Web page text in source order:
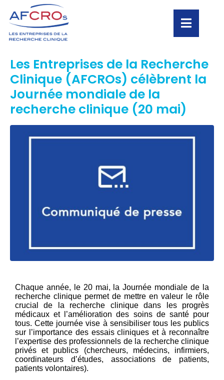
Les Entreprises de la Recherche
Clinique (AFCROs) célèbrent la
Journée mondiale de la
recherche clinique (20 mai)
Chaque année, le 20 mai, la Journée mondiale de la
recherche clinique permet de mettre en valeur le rôle
crucial de la recherche clinique dans les progrès
médicaux et l’amélioration des soins de santé pour
tous. Cette journée vise à sensibiliser tous les publics
sur l’importance des essais cliniques et à reconnaître
l’expertise des professionnels de la recherche clinique
privés et publics (chercheurs, médecins, infirmiers,
coordinateurs d’études, associations de patients,
patients volontaires).